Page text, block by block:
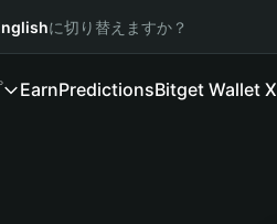
に切り替えますか？
EarnPredictionsBitget Wallet X